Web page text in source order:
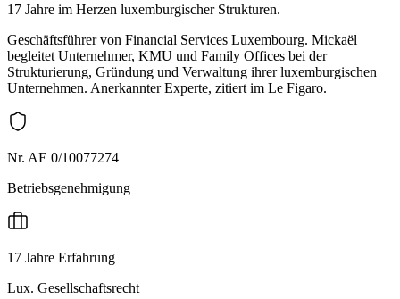
17 Jahre im Herzen luxemburgischer Strukturen.
Geschäftsführer von Financial Services Luxembourg. Mickaël
begleitet Unternehmer, KMU und Family Offices bei der
Strukturierung, Gründung und Verwaltung ihrer luxemburgischen
Unternehmen. Anerkannter Experte, zitiert im Le Figaro.
Nr. AE 0/10077274
Betriebsgenehmigung
17 Jahre Erfahrung
Lux. Gesellschaftsrecht